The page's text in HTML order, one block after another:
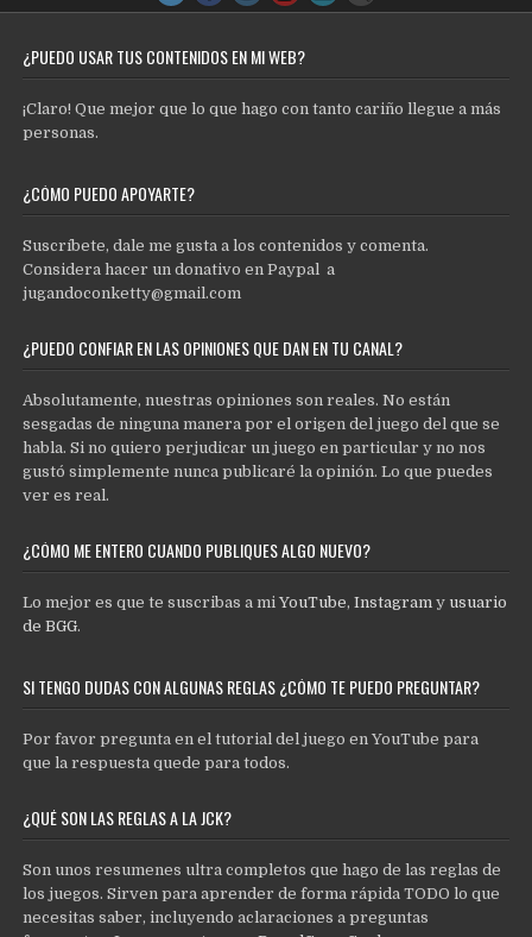
¿PUEDO USAR TUS CONTENIDOS EN MI WEB?
¡Claro! Que mejor que lo que hago con tanto cariño llegue a más
personas.
¿CÓMO PUEDO APOYARTE?
Suscríbete, dale me gusta a los contenidos y comenta.
Considera hacer un donativo en Paypal a
jugandoconketty@gmail.com
¿PUEDO CONFIAR EN LAS OPINIONES QUE DAN EN TU CANAL?
Absolutamente, nuestras opiniones son reales. No están
sesgadas de ninguna manera por el origen del juego del que se
habla. Si no quiero perjudicar un juego en particular y no nos
gustó simplemente nunca publicaré la opinión. Lo que puedes
ver es real.
¿CÓMO ME ENTERO CUANDO PUBLIQUES ALGO NUEVO?
Lo mejor es que te suscribas a miYouTube,Instagram y usuario
de BGG.
SI TENGO DUDAS CON ALGUNAS REGLAS ¿CÓMO TE PUEDO PREGUNTAR?
Por favor pregunta en el tutorial del juego en YouTube para
que la respuesta quede para todos.
¿QUÉ SON LAS REGLAS A LA JCK?
Son unos resumenes ultra completos que hago de las reglas de
los juegos. Sirven para aprender de forma rápida TODO lo que
necesitas saber, incluyendo aclaraciones a preguntas